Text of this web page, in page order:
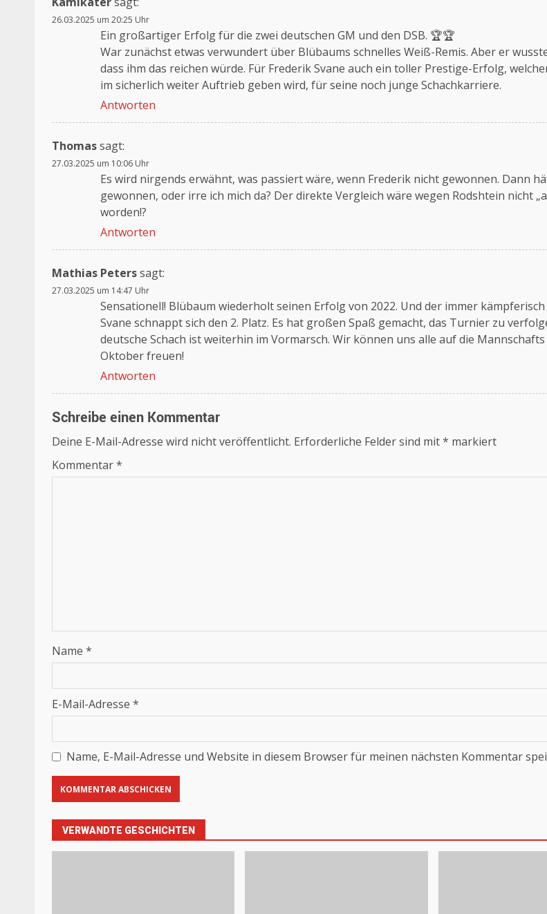
26.03.2025 um 20:25 Uhr
Ein großartiger Erfolg für die zwei deutschen GM und den DSB. 🏆🏆
War zunächst etwas verwundert über Blübaums schnelles Weiß-Remis. Aber er
dass ihm das reichen würde. Für Frederik Svane auch ein toller Prestige-Erfolg,
im sicherlich weiter Auftrieb geben wird, für seine noch junge Schachkarriere.
Antworten
Thomassagt:
27.03.2025 um 10:06 Uhr
Es wird nirgends erwähnt, was passiert wäre, wenn Frederik nicht gewonnen. Dann
gewonnen, oder irre ich mich da? Der direkte Vergleich wäre wegen Rodshtein nicht
worden!?
Antworten
Mathias Peterssagt:
27.03.2025 um 14:47 Uhr
Sensationell! Blübaum wiederholt seinen Erfolg von 2022. Und der immer
Svane schnappt sich den 2. Platz. Es hat großen Spaß gemacht, das Turnier zu
deutsche Schach ist weiterhin im Vormarsch. Wir können uns alle auf die Mannschafts
Oktober freuen!
Antworten
Schreibe einen Kommentar
Deine E-Mail-Adresse wird nicht veröffentlicht. Erforderliche Felder sind mit* markiert
Kommentar*
Name *
E-Mail-Adresse *
Name, E-Mail-Adresse und Website in diesem Browser für meinen nächsten Kommentar
VERWANDTE GESCHICHTEN